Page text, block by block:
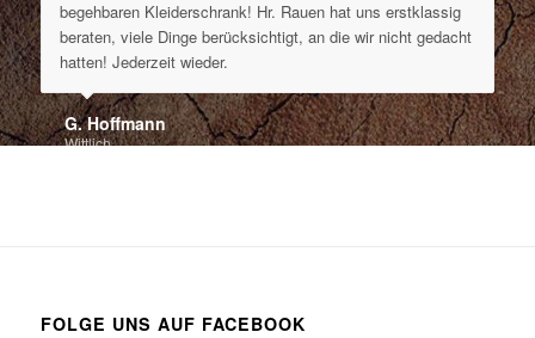
begehbaren Kleiderschrank! Hr. Rauen hat uns erstklassig
beraten, viele Dinge berücksichtigt, an die wir nicht gedacht
hatten! Jederzeit wieder.
G. Hoffmann
Wittlich
FOLGE UNS AUF FACEBOOK